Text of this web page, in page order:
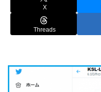
X
Threads